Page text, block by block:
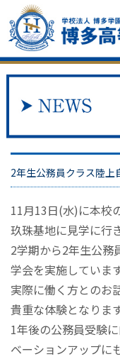
2年生公務員クラス陸上
11月13日(水)に本校
玖珠基地に見学に行
2学期から2年生公務
学会を実施しています
実際に働く方とのお
貴重な体験となります
1年後の公務員受験
ベーションアップに